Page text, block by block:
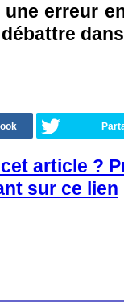
erreur
article ?
sur ce lien